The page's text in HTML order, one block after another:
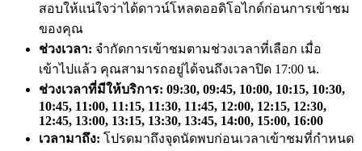
สอบให้แน่ใจว่าได้ดาวน์โหลดออดิโอไกด์ก่อนการเข้าชม
ของคุณ
ช่วงเวลา: จำกัดการเข้าชมตามช่วงเวลาที่เลือก เมื่อ
เข้าไปแล้ว คุณสามารถอยู่ได้จนถึงเวลาปิด 17:00 น.
ช่วงเวลาที่มีให้บริการ: 09:30, 09:45, 10:00, 10:15, 10:30,
10:45, 11:00, 11:15, 11:30, 11:45, 12:00, 12:15, 12:30,
12:45, 13:00, 13:15, 13:30, 13:45, 14:00, 15:00, 16:00
เวลามาถึง: โปรดมาถึงจุดนัดพบก่อนเวลาเข้าชมที่กำหนด